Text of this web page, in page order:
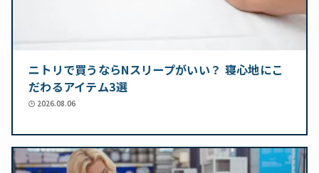
ニトリで買うならNスリープがいい？ 寝心地にこ
だわるアイテム3選
2026.08.06